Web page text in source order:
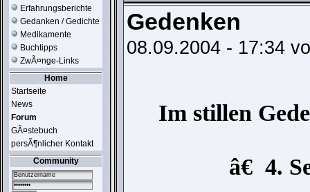
Erfahrungsberichte
Gedanken / Gedichte
Medikamente
Buchtipps
ZwÃ¤nge-Links
Home
Startseite
News
Forum
GÃ¤stebuch
persÃ¶nlicher Kontakt
Community
Gedenken
08.09.2004 - 17:34
Im stillen
â€ 4.